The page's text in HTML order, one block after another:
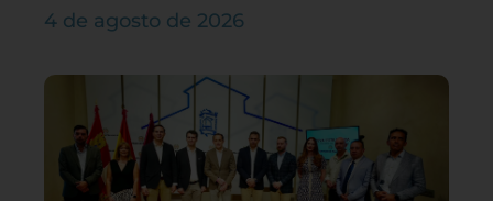
4 de agosto de 2026